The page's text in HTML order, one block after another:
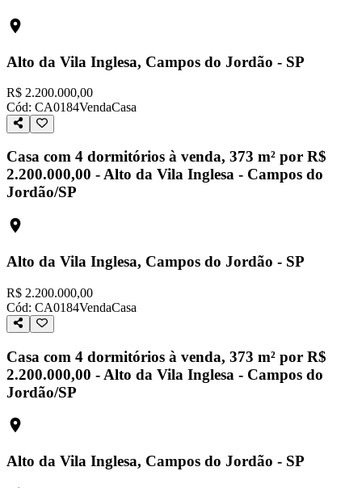
Alto da Vila Inglesa, Campos do Jordão - SP
R$ 2.200.000,00
Cód: CA0184VendaCasa
Casa com 4 dormitórios à venda, 373 m² por R$
2.200.000,00 - Alto da Vila Inglesa - Campos do
Jordão/SP
Alto da Vila Inglesa, Campos do Jordão - SP
R$ 2.200.000,00
Cód: CA0184VendaCasa
Casa com 4 dormitórios à venda, 373 m² por R$
2.200.000,00 - Alto da Vila Inglesa - Campos do
Jordão/SP
Alto da Vila Inglesa, Campos do Jordão - SP